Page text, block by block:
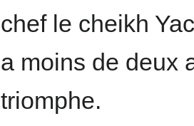
chef le cheikh
a moins de deux
triomphe.